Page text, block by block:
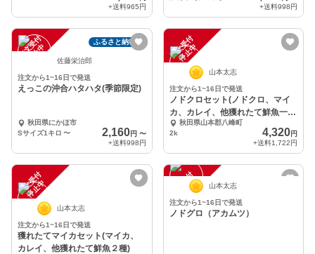
+送料965円
+送料998円
注
文
受
付
停
止
中
ふるさと納税可
佐藤栄治郎
注文から1~16日で発送
えっこの沖合ハタハタ(季節限定)
秋田県にかほ市
Sサイズ1キロ 〜 2,160円 〜
+送料998円
注
文
受
付
停
止
中
山本太志
注文から1~16日で発送
ノドクロセット(ノドクロ、マイ
カ、カレイ、他獲れたて鮮魚一
種)秋田県山本郡八峰町
2k
4,320円
+送料1,722円
注
文
受
付
停
止
中
山本太志
注文から1~16日で発送
獲れたてマイカセット(マイカ、
カレイ、他獲れたて鮮魚２種)
注
文
受
付
停
止
中 山本太志
注文から1~16日で発送
ノドグロ（アカムツ）